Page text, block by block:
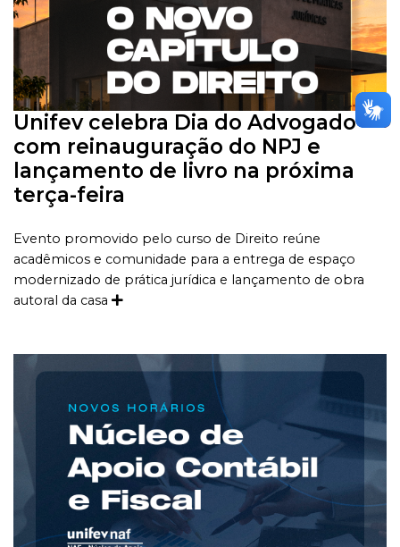
Unifev celebra Dia do Advogado
com reinauguração do NPJ e
lançamento de livro na próxima
terça-feira
Evento promovido pelo curso de Direito reúne
acadêmicos e comunidade para a entrega de espaço
modernizado de prática jurídica e lançamento de obra
autoral da casa